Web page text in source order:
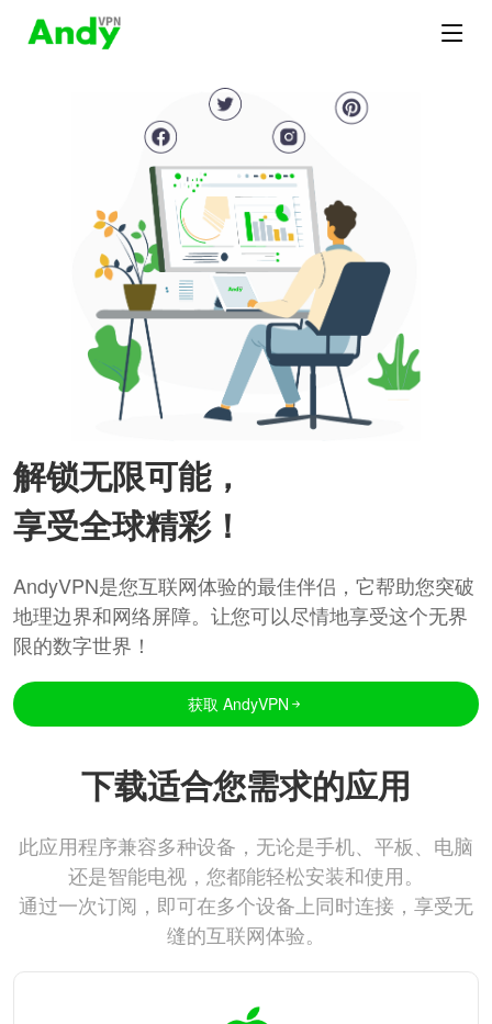
解锁无限可能，
享受全球精彩！
AndyVPN是您互联网体验的最佳伴侣，它帮助您突破
地理边界和网络屏障。让您可以尽情地享受这个无界
限的数字世界！
获取 AndyVPN
下载适合您需求的应用
此应用程序兼容多种设备，无论是手机、平板、电脑
还是智能电视，您都能轻松安装和使用。
通过一次订阅，即可在多个设备上同时连接，享受无
缝的互联网体验。